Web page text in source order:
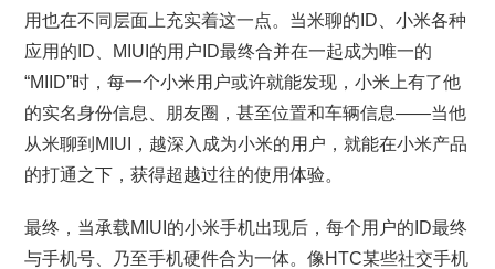
用也在不同层面上充实着这一点。当米聊的ID、小米各种
应用的ID、MIUI的用户ID最终合并在一起成为唯一的
“MIID”时，每一个小米用户或许就能发现，小米上有了他
的实名身份信息、朋友圈，甚至位置和车辆信息——当他
从米聊到MIUI，越深入成为小米的用户，就能在小米产品
的打通之下，获得超越过往的使用体验。
最终，当承载MIUI的小米手机出现后，每个用户的ID最终
与手机号、乃至手机硬件合为一体。像HTC某些社交手机